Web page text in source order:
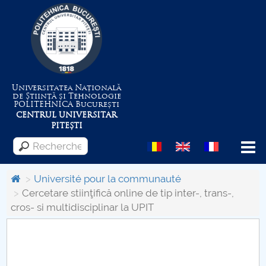
Universitatea Națională
de Știință și Tehnologie
POLITEHNICABucurești
CENTRUL UNIVERSITAR
PITEȘTI
Menu
Despre Universitate
Université pour la communauté
Cercetare stiinţifică online de tip inter-, trans-,
cros- si multidisciplinar la UPIT